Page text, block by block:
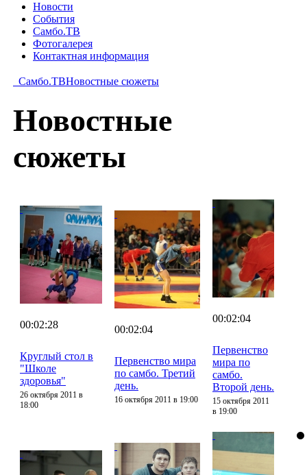
Новости
События
Самбо.ТВ
Фотогалерея
Контактная информация
Самбо.ТВНовостные сюжеты
Новостные
сюжеты
00:02:28
Круглый стол в
"Школе
здоровья"
26 октября 2011 в
18:00
00:02:04
Первенство мира
по самбо. Третий
день.
16 октября 2011 в 19:00
00:02:04
Первенство
мира по
самбо.
Второй день.
15 октября 2011
в 19:00